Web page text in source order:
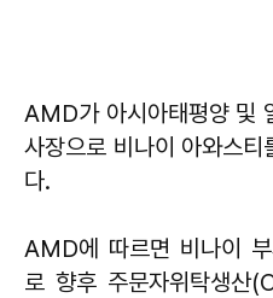
AMD가 아시아태평양 및
사장으로 비나이 아와스
다.
AMD에 따르면 비나이
로 향후 주문자위탁생산